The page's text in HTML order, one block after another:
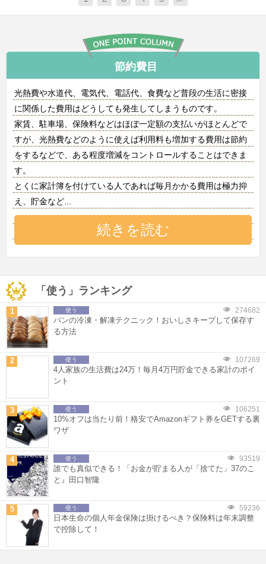
節約費目
光熱費や水道代、電気代、電話代、食費など普段の生活に密接
に関係した費用はどうしても発生してしまうものです。
家賃、駐車場、保険料などはほぼ一定額の支払いがほとんどで
すが、光熱費などのように使えば利用料も増加する費用は節約
をするなどで、ある程度増減をコントロールすることはできま
す。
とくに家計簿を付けている人であれば毎月かかる費用は極力抑
え、貯金など
続きを読む
「使う」ランキング
1 使う 274682
パンの冷凍・解凍テクニック！おいしさキープして保存す
る方法
2 使う 107269
4人家族の生活費は24万！毎月4万円貯金できる家計のポイ
ント
3 使う 106251
10%オフは当たり前！格安でAmazonギフト券をGETする裏
ワザ
4 使う 93519
誰でも真似できる！「お金が貯まる人が「捨てた」37のこ
と』田口智隆
5 使う 59236
日本生命の個人年金保険は掛けるべき？保険料は年末調整
で控除して！